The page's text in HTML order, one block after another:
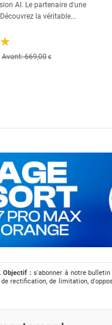
AI. Le partenaire d'une
la véritable...
Avant: 669,00€
Objectif : s'abonner à notre
de rectification, de limitation,